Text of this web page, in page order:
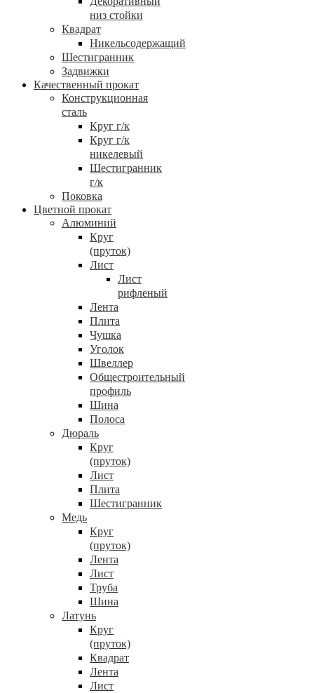
низ стойки
Квадрат
Никельсодержащий
Шестигранник
Задвижки
Качественный прокат
Конструкционная
сталь
Круг г/к
Круг г/к
никелевый
Шестигранник
г/к
Поковка
Цветной прокат
Алюминий
Круг
(пруток)
Лист
Лист
рифленый
Лента
Плита
Чушка
Уголок
Швеллер
Общестроительный
профиль
Шина
Полоса
Дюраль
Круг
(пруток)
Лист
Плита
Шестигранник
Медь
Круг
(пруток)
Лента
Лист
Труба
Шина
Латунь
Круг
(пруток)
Квадрат
Лента
Лист